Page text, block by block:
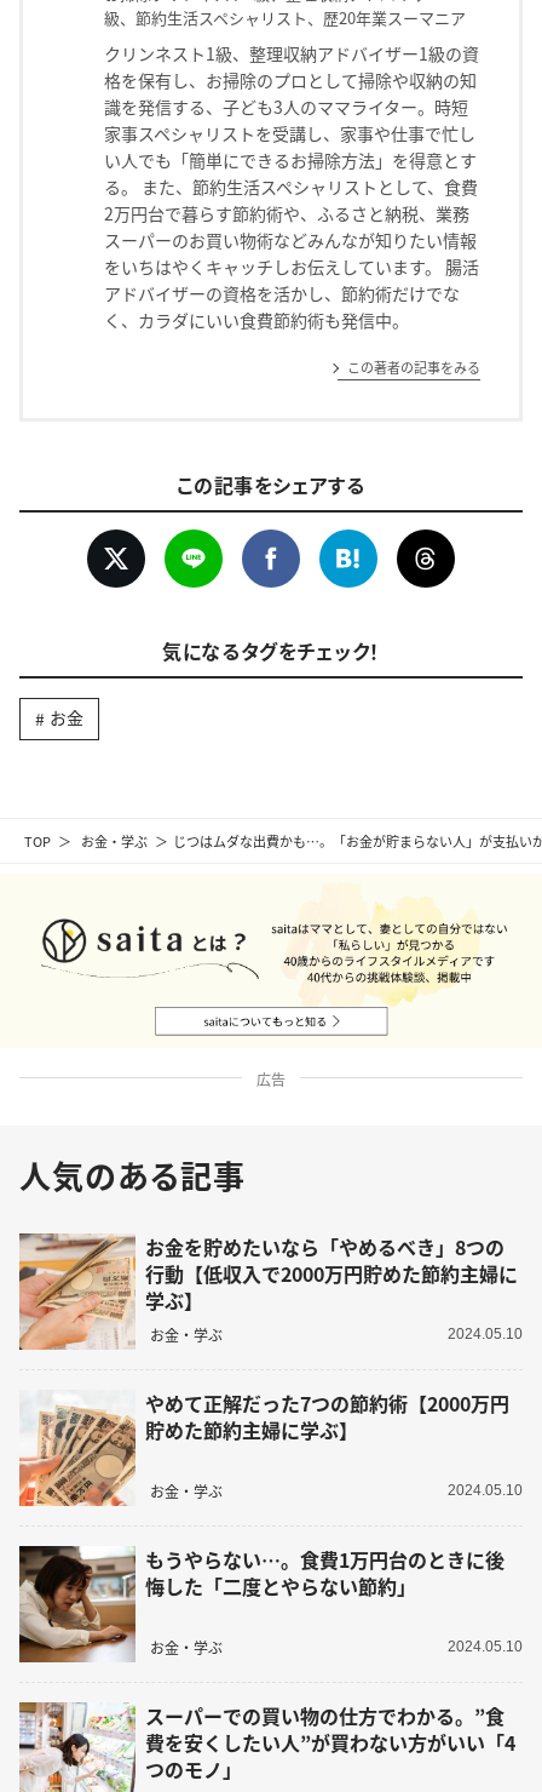
TOP お金・学ぶ じつはムダな出費かも…。「お金が貯まらない人」が支払い
級、節約生活スペシャリスト、歴20年業スーマニア
クリンネスト1級、整理収納アドバイザー1級の資
格を保有し、お掃除のプロとして掃除や収納の知
識を発信する、子ども3人のママライター。時短
家事スペシャリストを受講し、家事や仕事で忙し
い人でも「簡単にできるお掃除方法」を得意とす
る。 また、節約生活スペシャリストとして、食費
2万円台で暮らす節約術や、ふるさと納税、業務
スーパーのお買い物術などみんなが知りたい情報
をいちはやくキャッチしお伝えしています。 腸活
アドバイザーの資格を活かし、節約術だけでな
く、カラダにいい食費節約術も発信中。
この著者の記事をみる
この記事をシェアする
気になるタグをチェック！
お金
広告
人気のある記事
お金を貯めたいなら「やめるべき」8つの
行動【低収入で2000万円貯めた節約主婦に
学ぶ】
お金・学ぶ 2024.05.10
やめて正解だった7つの節約術【2000万円
貯めた節約主婦に学ぶ】
お金・学ぶ 2024.05.10
もうやらない…。食費1万円台のときに後
悔した「二度とやらない節約」
お金・学ぶ 2024.05.10
スーパーでの買い物の仕方でわかる。”食
費を安くしたい人”が買わない方がいい「4
つのモノ」